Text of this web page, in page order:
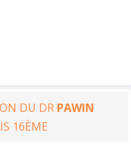
DU DR PAWIN
16ÈME